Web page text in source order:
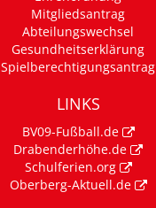
Mitgliedsantrag
Abteilungswechsel
Gesundheitserklärung
Spielberechtigungsantrag
LINKS
BV09-Fußball.de
Drabenderhöhe.de
Schulferien.org
Oberberg-Aktuell.de